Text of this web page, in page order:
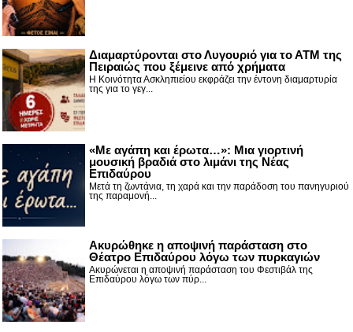
Διαμαρτύρονται στο Λυγουριό για το ΑΤΜ της
Πειραιώς που ξέμεινε από χρήματα
Η Κοινότητα Ασκληπιείου εκφράζει την έντονη διαμαρτυρία
της για το γεγ...
«Με αγάπη και έρωτα…»: Μια γιορτινή
μουσική βραδιά στο λιμάνι της Νέας
Επιδαύρου
Μετά τη ζωντάνια, τη χαρά και την παράδοση του πανηγυριού
της παραμονή...
Ακυρώθηκε η αποψινή παράσταση στο
Θέατρο Επιδαύρου λόγω των πυρκαγιών
Ακυρώνεται η αποψινή παράσταση του Φεστιβάλ της
Επιδαύρου λόγω των πύρ...